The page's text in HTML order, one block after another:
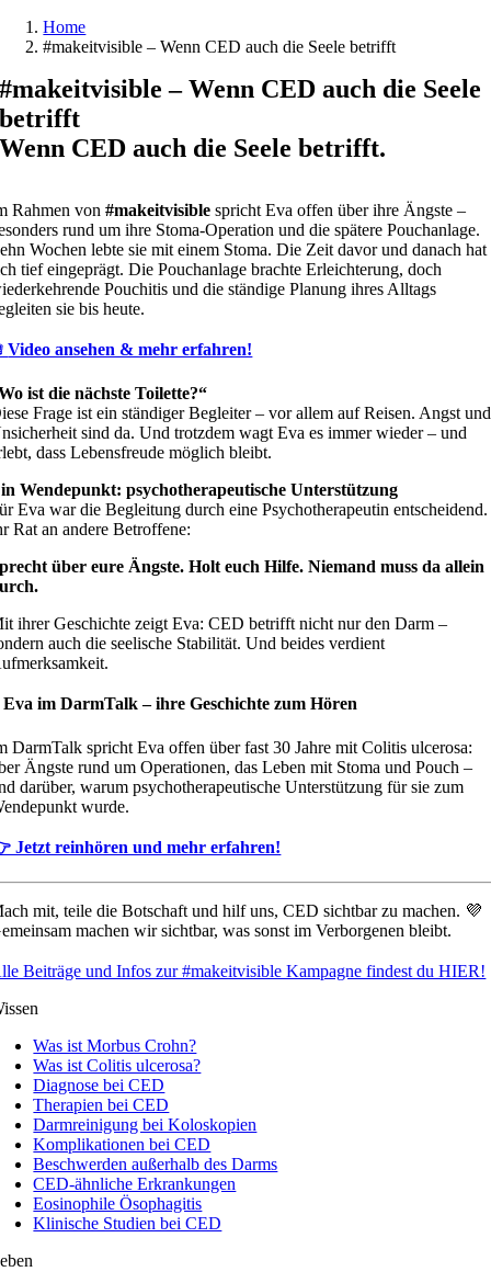
Home
#makeitvisible – Wenn CED auch die Seele betrifft
#makeitvisible – Wenn CED auch die Seele
betrifft
Wenn CED auch die Seele betrifft.
Rahmen von#makeitvisible spricht Eva offen über ihre Ängste –
rund um ihre Stoma-Operation und die spätere Pouchanlage.
Wochen lebte sie mit einem Stoma. Die Zeit davor und danach hat
tief eingeprägt. Die Pouchanlage brachte Erleichterung, doch
Pouchitis und die ständige Planung ihres Alltags
sie bis heute.
Video ansehen & mehr erfahren!
ist die nächste Toilette?“
Frage ist ein ständiger Begleiter – vor allem auf Reisen. Angst und
sind da. Und trotzdem wagt Eva es immer wieder – und
dass Lebensfreude möglich bleibt.
Wendepunkt: psychotherapeutische Unterstützung
Eva war die Begleitung durch eine Psychotherapeutin entscheidend.
Rat an andere Betroffene:
über eure Ängste. Holt euch Hilfe. Niemand muss da allein
ihrer Geschichte zeigt Eva: CED betrifft nicht nur den Darm –
auch die seelische Stabilität. Und beides verdient
Eva im DarmTalk – ihre Geschichte zum Hören
DarmTalk spricht Eva offen über fast 30 Jahre mit Colitis ulcerosa:
Ängste rund um Operationen, das Leben mit Stoma und Pouch –
darüber, warum psychotherapeutische Unterstützung für sie zum
wurde.
Jetzt reinhören und mehr erfahren!
mit, teile die Botschaft und hilf uns, CED sichtbar zu machen. 💜
machen wir sichtbar, was sonst im Verborgenen bleibt.
Beiträge und Infos zur #makeitvisible Kampagne findest du HIER!
Was ist Morbus Crohn?
Was ist Colitis ulcerosa?
Diagnose bei CED
Therapien bei CED
Darmreinigung bei Koloskopien
Komplikationen bei CED
Beschwerden außerhalb des Darms
CED-ähnliche Erkrankungen
Eosinophile Ösophagitis
Klinische Studien bei CED